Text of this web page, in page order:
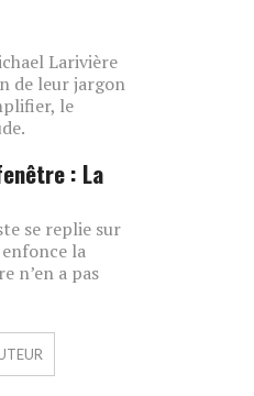
Larivière
de leur jargon
le
: La
se replie sur
la
n’en a pas